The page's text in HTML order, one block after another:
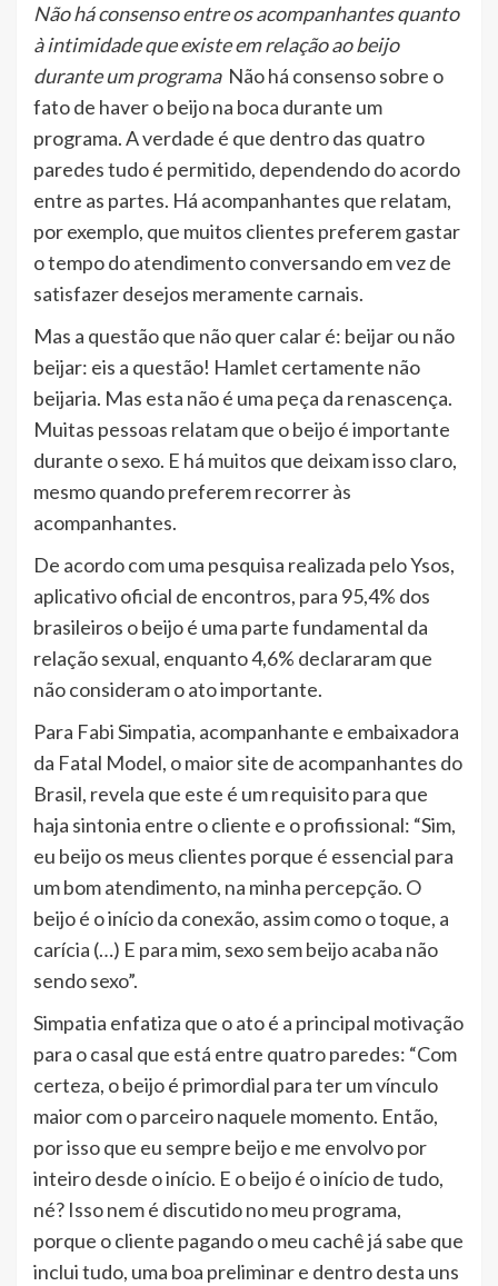
Não há consenso entre os acompanhantes quanto
à intimidade que existe em relação ao beijo
durante um programa Não há consenso sobre o
fato de haver o beijo na boca durante um
programa. A verdade é que dentro das quatro
paredes tudo é permitido, dependendo do acordo
entre as partes. Há acompanhantes que relatam,
por exemplo, que muitos clientes preferem gastar
o tempo do atendimento conversando em vez de
satisfazer desejos meramente carnais.
Mas a questão que não quer calar é: beijar ou não
beijar: eis a questão! Hamlet certamente não
beijaria. Mas esta não é uma peça da renascença.
Muitas pessoas relatam que o beijo é importante
durante o sexo. E há muitos que deixam isso claro,
mesmo quando preferem recorrer às
acompanhantes.
De acordo com uma pesquisa realizada pelo Ysos,
aplicativo oficial de encontros, para 95,4% dos
brasileiros o beijo é uma parte fundamental da
relação sexual, enquanto 4,6% declararam que
não consideram o ato importante.
Para Fabi Simpatia, acompanhante e embaixadora
da Fatal Model, o maior site de acompanhantes do
Brasil, revela que este é um requisito para que
haja sintonia entre o cliente e o profissional: “Sim,
eu beijo os meus clientes porque é essencial para
um bom atendimento, na minha percepção. O
beijo é o início da conexão, assim como o toque, a
carícia (…) E para mim, sexo sem beijo acaba não
sendo sexo”.
Simpatia enfatiza que o ato é a principal motivação
para o casal que está entre quatro paredes: “Com
certeza, o beijo é primordial para ter um vínculo
maior com o parceiro naquele momento. Então,
por isso que eu sempre beijo e me envolvo por
inteiro desde o início. E o beijo é o início de tudo,
né? Isso nem é discutido no meu programa,
porque o cliente pagando o meu cachê já sabe que
inclui tudo, uma boa preliminar e dentro desta uns